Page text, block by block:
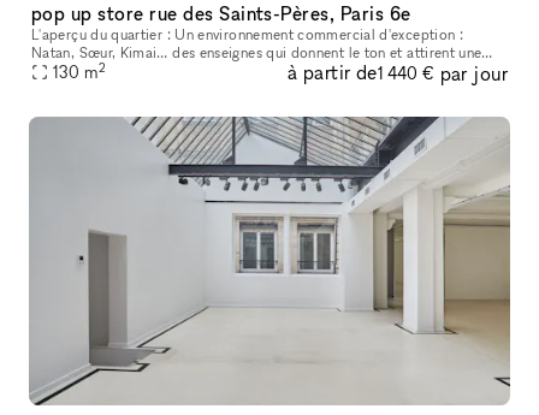
pop up store rue des Saints-Pères, Paris 6e
L'aperçu du quartier : Un environnement commercial d'exception :
Natan, Sœur, Kimai… des enseignes qui donnent le ton et attirent une
clientèle exigeante Saint-Germain-des-Prés, quartier emblématique
130 m2 à partir de1 440 € par jour